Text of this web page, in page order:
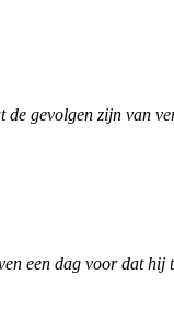
gevolgen zijn van
een dag voor dat